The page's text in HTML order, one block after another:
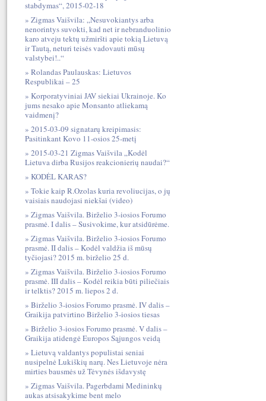
stabdymas“, 2015-02-18
Zigmas Vaišvila: „Nesuvokiantys arba
nenorintys suvokti, kad net ir nebranduolinio
karo atveju tektų užmiršti apie tokią Lietuvą
ir Tautą, neturi teisės vadovauti mūsų
valstybei!..“
Rolandas Paulauskas: Lietuvos
Respublikai – 25
Korporatyviniai JAV siekiai Ukrainoje. Ko
jums nesako apie Monsanto atliekamą
vaidmenį?
2015-03-09 signatarų kreipimasis:
Pasitinkant Kovo 11-osios 25-metį
2015-03-21 Zigmas Vaišvila „Kodėl
Lietuva dirba Rusijos reakcionierių naudai?“
KODĖL KARAS?
Tokie kaip R.Ozolas kuria revoliucijas, o jų
vaisiais naudojasi niekšai (video)
Zigmas Vaišvila. Birželio 3-iosios Forumo
prasmė. I dalis – Susivokime, kur atsidūrėme.
Zigmas Vaišvila. Birželio 3-iosios Forumo
prasmė. II dalis – Kodėl valdžia iš mūsų
tyčiojasi? 2015 m. birželio 25 d.
Zigmas Vaišvila. Birželio 3-iosios Forumo
prasmė. III dalis – Kodėl reikia būti piliečiais
ir telktis? 2015 m. liepos 2 d.
Birželio 3-iosios Forumo prasmė. IV dalis –
Graikija patvirtino Birželio 3-iosios tiesas
Birželio 3-iosios Forumo prasmė. V dalis –
Graikija atidengė Europos Sąjungos veidą
Lietuvą valdantys populistai seniai
nusipelnė Lukiškių narų. Nes Lietuvoje nėra
mirties bausmės už Tėvynės išdavystę
Zigmas Vaišvila. Pagerbdami Medininkų
aukas atsisakykime bent melo